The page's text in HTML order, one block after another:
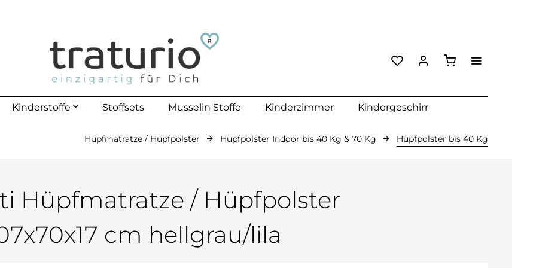
Kinderstoffe Stoffsets Musselin Stoffe Kinderzimmer Kindergeschirr
bis 70 Kg
Hüpfmatratze / Hüpfpolster Hüpfpolster Indoor bis 40 Kg & 70 Kg Hüpfpolster bis 40 Kg
Hüpfmatratze / Hüpfpolster
cm hellgrau/lila